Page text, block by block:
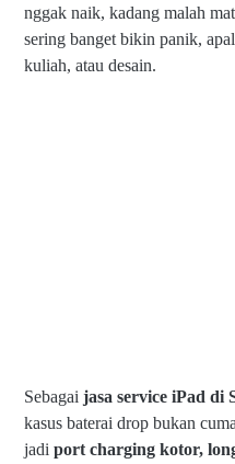
nggak naik, kadang malah
sering banget bikin panik,
kuliah, atau desain.
Sebagai jasa service iPad di
kasus baterai drop bukan
jadi port charging kotor,